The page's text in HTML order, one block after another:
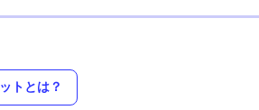
トとは？